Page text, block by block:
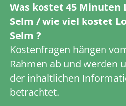
Was kostet 45 Minuten
Selm / wie viel kostet
Selm ?
Kostenfragen hängen
Rahmen ab und werden
der inhaltlichen
betrachtet.